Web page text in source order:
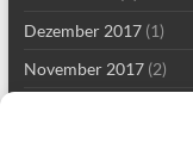
Dezember 2017(1)
November 2017(2)